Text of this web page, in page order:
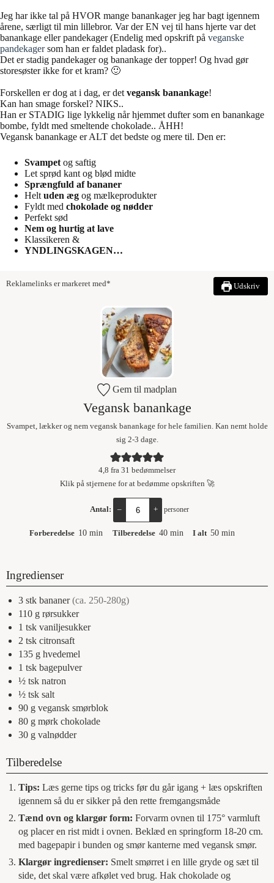
Jeg har ikke tal på HVOR mange banankager jeg har bagt igennem
årene, særligt til min lillebror. Var der EN vej til hans hjerte var det
banankage eller pandekager (Endelig med opskrift på veganske
pandekagersom han er faldet pladask for)..
Det er stadig pandekager og banankage der topper! Og hvad gør
storesøster ikke for et kram? 🙂
Forskellen er dog at i dag, er det vegansk banankage!
Kan han smage forskel? NIKS..
Han er STADIG lige lykkelig når hjemmet dufter som en banankage
bombe, fyldt med smeltende chokolade.. ÅHH!
Vegansk banankage er ALT det bedste og mere til. Den er:
Svampet og saftig
Let sprød kant og blød midte
Sprængfuld af bananer
Helt uden æg og mælkeprodukter
Fyldt med chokolade og nødder
Perfekt sød
Nem og hurtig at lave
Klassikeren &
YNDLINGSKAGEN…
Reklamelinks er markeret med* Udskriv
Gem til madplan
Vegansk banankage
Svampet, lækker og nem vegansk banankage for hele familien. Kan nemt holde
sig 2-3 dage.
4,8 fra 31 bedømmelser
Klik på stjernene for at bedømme opskriften 🚀
Antal: – + personer
Forberedelse 10 min Tilberedelse 40 min I alt 50 min
Ingredienser
3 stk bananer (ca. 250-280g)
110 g rørsukker
1 tsk vaniljesukker
2 tsk citronsaft
135 g hvedemel
1 tsk bagepulver
½ tsk natron
½ tsk salt
90 g vegansk smørblok
80 g mørk chokolade
30 g valnødder
Tilberedelse
Tips: Læs gerne tips og tricks før du går igang + læs opskriften
igennem så du er sikker på den rette fremgangsmåde
Tænd ovn og klargør form: Forvarm ovnen til 175° varmluft
og placer en rist midt i ovnen. Beklæd en springform 18-20 cm.
med bagepapir i bunden og smør kanterne med vegansk smør.
Klargør ingredienser: Smelt smørret i en lille gryde og sæt til
side, det skal være afkølet ved brug. Hak chokolade og